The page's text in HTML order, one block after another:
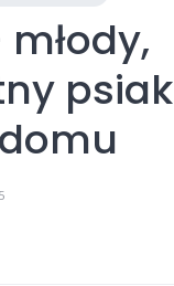
młody,
psiak